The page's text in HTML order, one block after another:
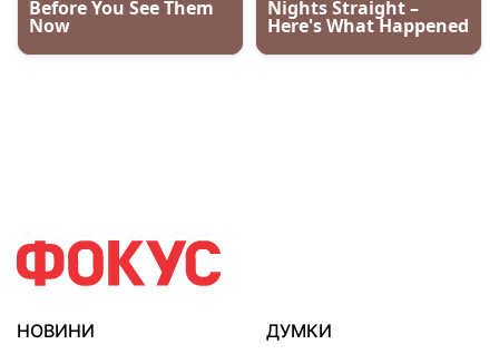
НОВИНИ
ДУМКИ